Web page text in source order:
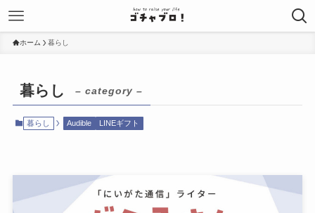
ホーム 暮らし
暮らし – category –
暮らし Audible LINEギフト